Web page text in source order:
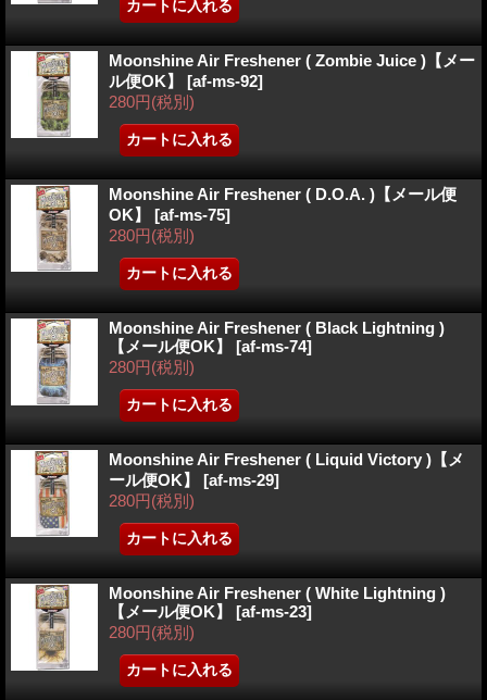
Moonshine Air Freshener ( Zombie Juice )【メー
ル便OK】 [af-ms-92]
280円(税別)
Moonshine Air Freshener ( D.O.A. )【メール便
OK】 [af-ms-75]
280円(税別)
Moonshine Air Freshener ( Black Lightning )
【メール便OK】 [af-ms-74]
280円(税別)
Moonshine Air Freshener ( Liquid Victory )【メ
ール便OK】 [af-ms-29]
280円(税別)
Moonshine Air Freshener ( White Lightning )
【メール便OK】 [af-ms-23]
280円(税別)